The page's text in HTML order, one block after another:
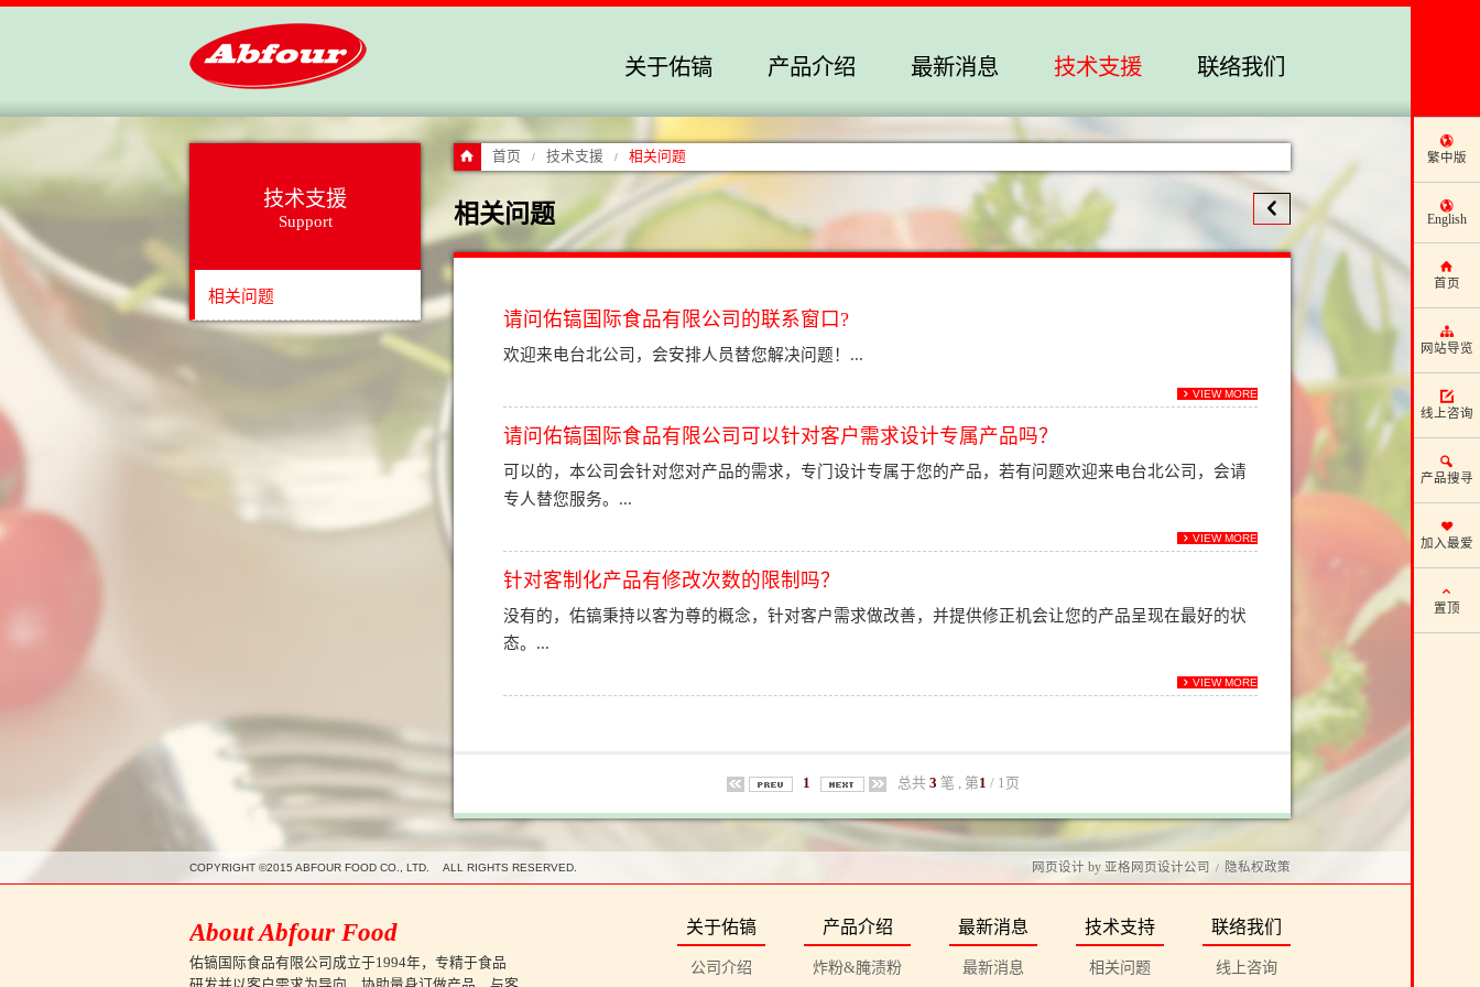
繁中版
English
首页
网站导览
线上咨询
产品搜寻
加入最爱
置顶
联络我们
技术支援
最新消息
产品介绍
关于佑镐
首页 / 技术支援 / 相关问题
相关问题
请问佑镐国际食品有限公司的联系窗口?
欢迎来电台北公司，会安排人员替您解决问题！...
VIEW MORE
请问佑镐国际食品有限公司可以针对客户需求设计专属产品吗？
可以的，本公司会针对您对产品的需求，专门设计专属于您的产品，若有问题欢迎来电台北公司，会请
专人替您服务。...
VIEW MORE
针对客制化产品有修改次数的限制吗？
没有的，佑镐秉持以客为尊的概念，针对客户需求做改善，并提供修正机会让您的产品呈现在最好的状
态。...
VIEW MORE
1 总共 3 笔 , 第1 / 1页
技术支援
Support
相关问题
COPYRIGHT ©2015 ABFOUR FOOD CO., LTD. ALL RIGHTS RESERVED. 网页设计 by 亚格网页设计公司 / 隐私权政策
About Abfour Food
佑镐国际食品有限公司成立于1994年，专精于食品
联络我们
线上咨询
技术支持
相关问题
最新消息
最新消息
产品介绍
炸粉&腌渍粉
关于佑镐
公司介绍